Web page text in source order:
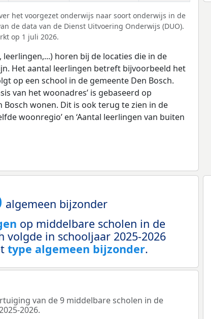
het voorgezet onderwijs naar soort onderwijs in de
de data van de Dienst Uitvoering Onderwijs (DUO).
op 1 juli 2026.
horen bij de locaties die in de
Het aantal leerlingen betreft bijvoorbeeld het
op een school in de gemeente Den Bosch.
van het woonadres’ is gebaseerd op
wonen. Dit is ook terug te zien in de
woonregio’ en ‘Aantal leerlingen van buiten
algemeen bijzonder
op middelbare scholen in de
volgde in schooljaar 2025-2026
type algemeen bijzonder.
van de 9 middelbare scholen in de
2026.